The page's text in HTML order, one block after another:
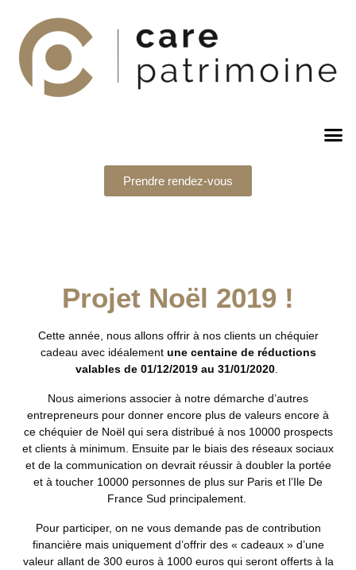
Prendre rendez-vous
Projet Noël 2019 !
Cette année, nous allons offrir à nos clients un chéquier
cadeau avec idéalement une centaine de réductions
valables de 01/12/2019 au 31/01/2020.
Nous aimerions associer à notre démarche d’autres
entrepreneurs pour donner encore plus de valeurs encore à
ce chéquier de Noël qui sera distribué à nos 10000 prospects
et clients à minimum. Ensuite par le biais des réseaux sociaux
et de la communication on devrait réussir à doubler la portée
et à toucher 10000 personnes de plus sur Paris et l’Ile De
France Sud principalement.
Pour participer, on ne vous demande pas de contribution
financière mais uniquement d’offrir des « cadeaux » d’une
valeur allant de 300 euros à 1000 euros qui seront offerts à la